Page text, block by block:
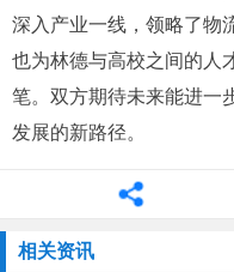
深入产业一线，领略了物
也为林德与高校之间的人
笔。双方期待未来能进一
发展的新路径。
相关资讯